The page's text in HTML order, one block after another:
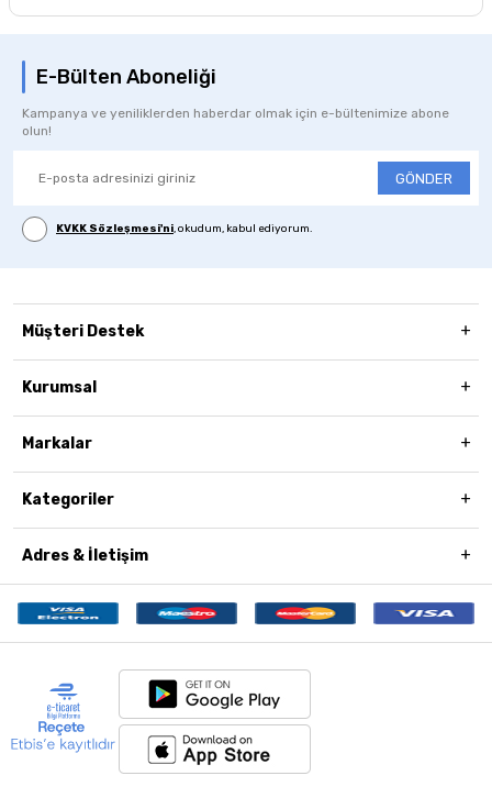
E-Bülten Aboneliği
Kampanya ve yeniliklerden haberdar olmak için e-bültenimize abone
olun!
GÖNDER
KVKK Sözleşmesi'ni, okudum, kabul ediyorum.
Müşteri Destek
Kurumsal
Markalar
Kategoriler
Adres & İletişim